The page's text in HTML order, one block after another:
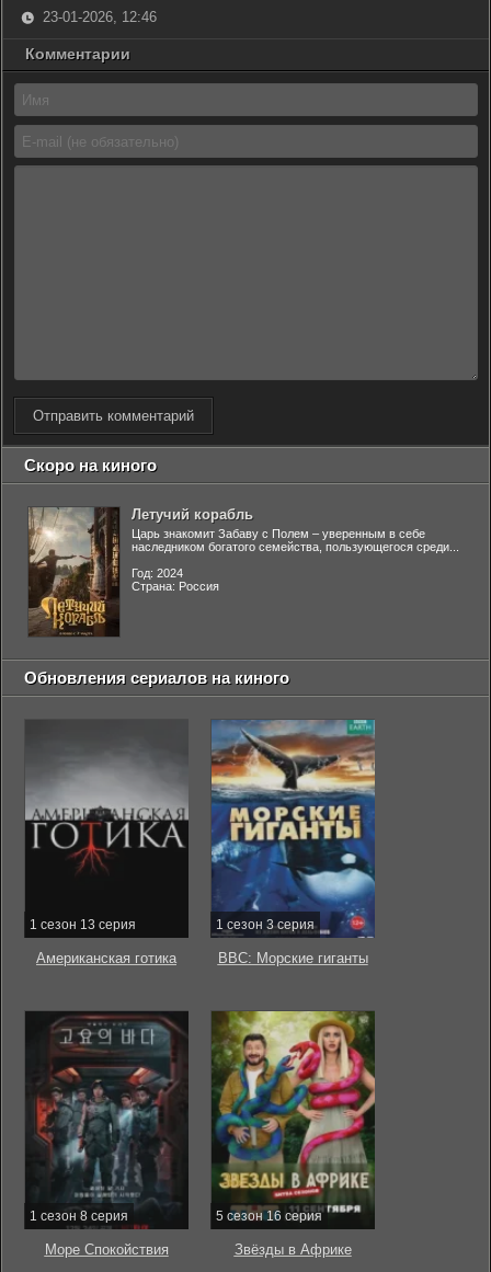
23-01-2026, 12:46
Комментарии
Отправить комментарий
Скоро на киного
Летучий корабль
Царь знакомит Забаву с Полем – уверенным в себе
наследником богатого семейства, пользующегося среди...
Год: 2024
Страна: Россия
Обновления сериалов на киного
1 сезон 13 серия
Американская готика
1 сезон 3 серия
BBC: Морские гиганты
1 сезон 8 серия
Море Спокойствия
5 сезон 16 серия
Звёзды в Африке